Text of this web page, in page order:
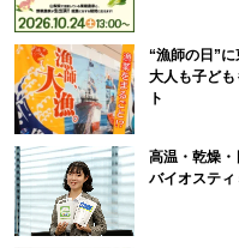
“漁師の日”
大人も子ど
ト
高温・乾燥・
バイオステ